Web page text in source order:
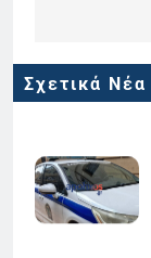
Σχετικά Νέα